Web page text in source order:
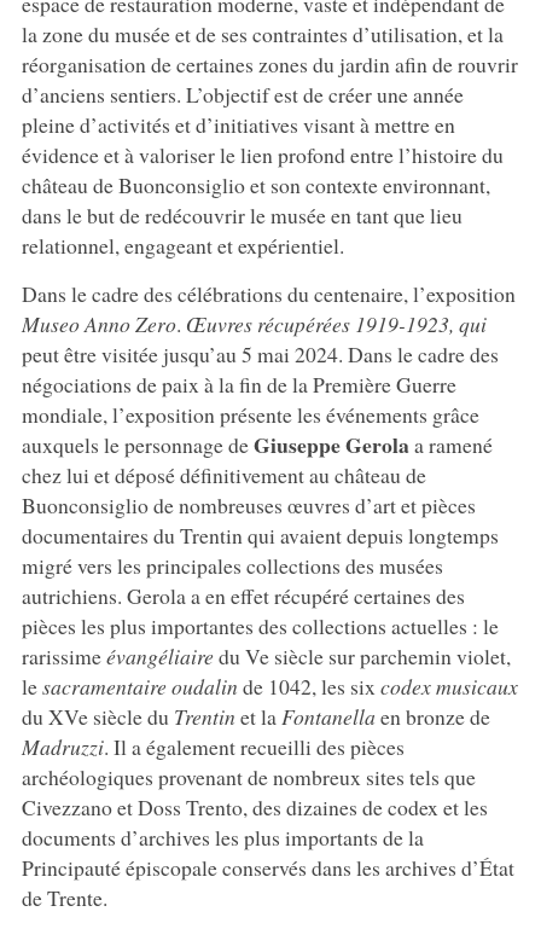
la zone du musée et de ses contraintes d’utilisation, et la
réorganisation de certaines zones du jardin afin de rouvrir
d’anciens sentiers. L’objectif est de créer une année
pleine d’activités et d’initiatives visant à mettre en
évidence et à valoriser le lien profond entre l’histoire du
château de Buonconsiglio et son contexte environnant,
dans le but de redécouvrir le musée en tant que lieu
relationnel, engageant et expérientiel.
Dans le cadre des célébrations du centenaire, l’exposition
MuseoAnnoZero. Œuvres récupérées 1919-1923, qui
peut être visitée jusqu’au 5 mai 2024. Dans le cadre des
négociations de paix à la fin de la Première Guerre
mondiale, l’exposition présente les événements grâce
auxquels le personnage deGiuseppeGerolaa ramené
chez lui et déposé définitivement au château de
Buonconsiglio de nombreuses œuvres d’art et pièces
documentaires du Trentin qui avaient depuis longtemps
migré vers les principales collections des musées
autrichiens. Gerola a en effet récupéré certaines des
pièces les plus importantes des collections actuelles : le
rarissimeévangéliairedu Ve siècle sur parchemin violet,
lesacramentaireoudalin de 1042, les six codexmusicaux
du XVe siècle du Trentin et la Fontanella en bronze de
Madruzzi. Il a également recueilli des pièces
archéologiques provenant de nombreux sites tels que
Civezzano et Doss Trento, des dizaines de codex et les
documents d’archives les plus importants de la
Principauté épiscopale conservés dans les archives d’État
de Trente.